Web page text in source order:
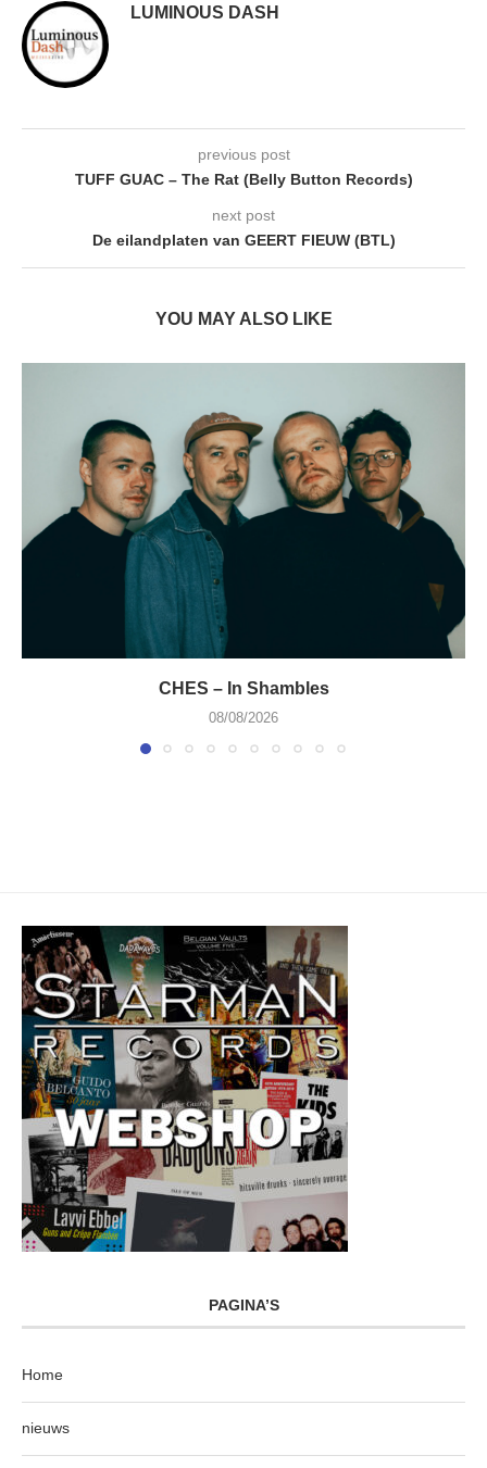
LUMINOUS DASH
previous post
TUFF GUAC – The Rat (Belly Button Records)
next post
De eilandplaten van GEERT FIEUW (BTL)
YOU MAY ALSO LIKE
CHES – In Shambles
08/08/2026
PAGINA’S
Home
nieuws